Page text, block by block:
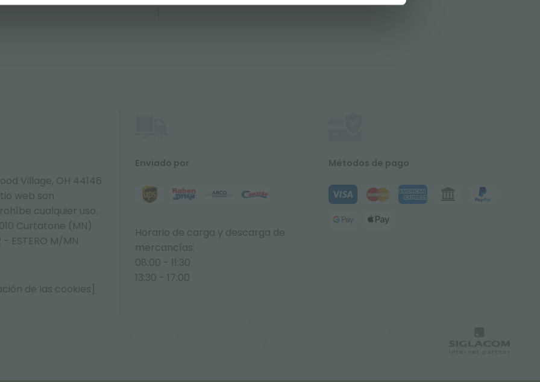
Village, OH 44146
web son
cualquier uso.
Curtatone (MN)
- ESTERO M/MN
de las cookies]
Enviado por
Horario de carga y descarga de
mercancías:
08:00 - 11:30
13:30 - 17:00
Métodos de pago